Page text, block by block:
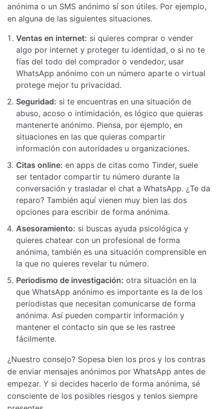
anónima o un SMS anónimo sí son útiles. Por ejemplo,
en alguna de las siguientes situaciones.
Ventas en internet: si quieres comprar o vender
algo por internet y proteger tu identidad, o si no te
fías del todo del comprador o vendedor, usar
WhatsApp anónimo con un número aparte o virtual
protege mejor tu privacidad.
Seguridad: si te encuentras en una situación de
abuso, acoso o intimidación, es lógico que quieras
mantenerte anónimo. Piensa, por ejemplo, en
situaciones en las que quieras compartir
información con autoridades u organizaciones.
Citas online: en apps de citas como Tinder, suele
ser tentador compartir tu número durante la
conversación y trasladar el chat a WhatsApp. ¿Te da
reparo? También aquí vienen muy bien las dos
opciones para escribir de forma anónima.
Asesoramiento: si buscas ayuda psicológica y
quieres chatear con un profesional de forma
anónima, también es una situación comprensible en
la que no quieres revelar tu número.
Periodismo de investigación: otra situación en la
que WhatsApp anónimo es importante es la de los
periodistas que necesitan comunicarse de forma
anónima. Así pueden compartir información y
mantener el contacto sin que se les rastree
fácilmente.
¿Nuestro consejo? Sopesa bien los pros y los contras
de enviar mensajes anónimos por WhatsApp antes de
empezar. Y si decides hacerlo de forma anónima, sé
consciente de los posibles riesgos y tenlos siempre